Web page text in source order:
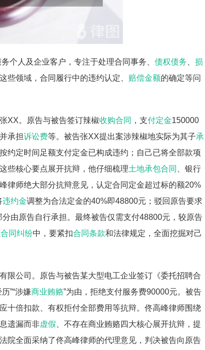
个人及企业客户，专注于处理合同事务、 债权债务
损
些领域，合同履行中的违约认定、 赔偿金额的确定等问
XX。原告与被告签订辣椒收购合同 ，支付定金150000
并承担诉讼费等。被告张XX提出案涉辣椒地实际为其子承
约定时间足额支付定金已构成违约；自己已将全部款项
些核心要点展开抗辩，他仔细梳理土地承包合同
、银行
律师绝大部分抗辩意见，认定合同定金超过标的额20%
违约金调整为合法定金的40%即48800元；驳回原告要求
分由原告自行承担。最终被告仅需支付48800元，较原告
合同纠纷中，要紧扣合同条款和法律规定，全面挖掘对己
限公司。原告与被告某大型电工企业签订《委托招聘合
”“涉嫌商业贿赂”为由，拒绝支付服务费90000元。被告
十倍扣款、有权拒付全部费用等抗辩。佟高峰律师围绕
遗漏而非虚假 、不存在商业贿赂四大核心展开抗辩，提
院全面采纳了佟高峰律师的代理意见，判决被告向原告